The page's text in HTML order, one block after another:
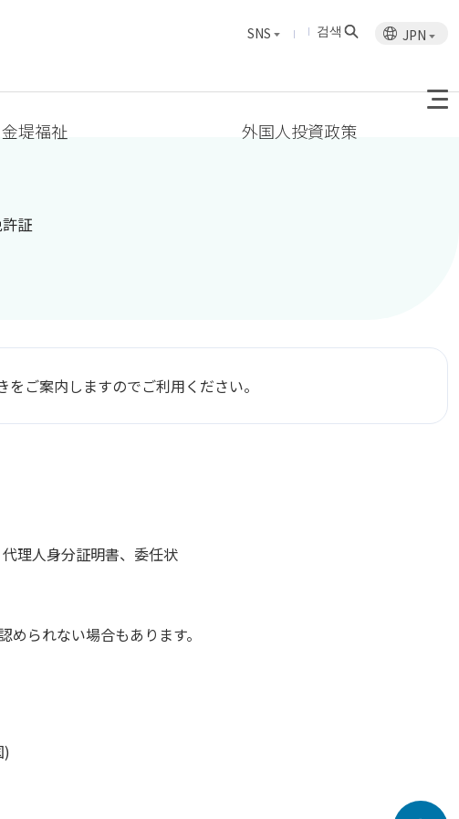
金堤福祉 外国人投資政策
SNS 검색 JPN
証
ご案内しますのでご利用ください。
理人身分証明書、委任状
られない場合もあります。
)